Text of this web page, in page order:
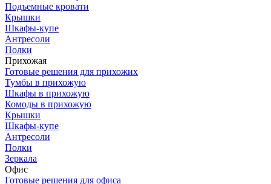
Подъемные кровати
Крышки
Шкафы-купе
Антресоли
Полки
Прихожая
Готовые решения для прихожих
Тумбы в прихожую
Шкафы в прихожую
Комоды в прихожую
Крышки
Шкафы-купе
Антресоли
Полки
Зеркала
Офис
Готовые решения для офиса